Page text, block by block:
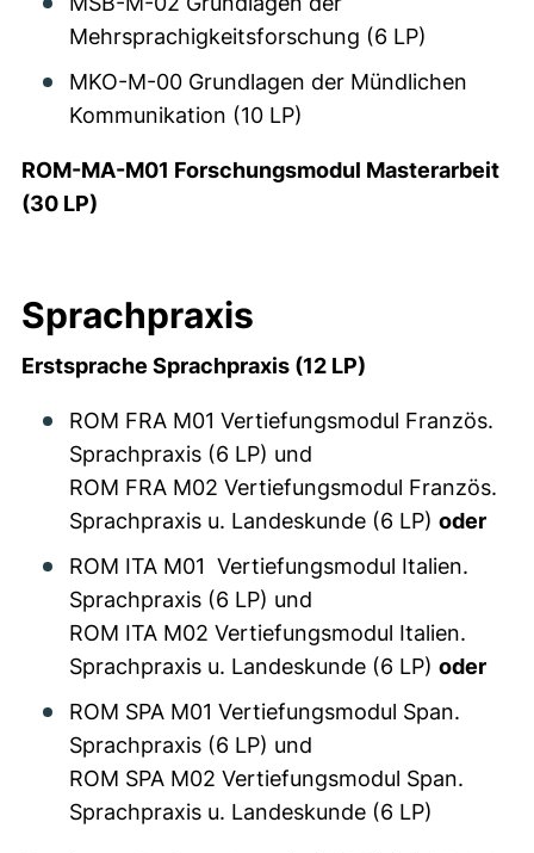
Mehrsprachigkeitsforschung (6 LP)
MKO-M-00 Grundlagen der Mündlichen
Kommunikation (10 LP)
ROM-MA-M01 Forschungsmodul Masterarbeit
(30 LP)
Sprachpraxis
Erstsprache Sprachpraxis (12 LP)
ROM FRA M01 Vertiefungsmodul Französ.
Sprachpraxis (6 LP) und
ROM FRA M02 Vertiefungsmodul Französ.
Sprachpraxis u. Landeskunde (6 LP) oder
ROM ITA M01 Vertiefungsmodul Italien.
Sprachpraxis (6 LP) und
ROM ITA M02 Vertiefungsmodul Italien.
Sprachpraxis u. Landeskunde (6 LP) oder
ROM SPA M01 Vertiefungsmodul Span.
Sprachpraxis (6 LP) und
ROM SPA M02 Vertiefungsmodul Span.
Sprachpraxis u. Landeskunde (6 LP)